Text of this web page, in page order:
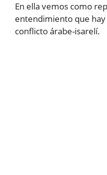
En ella vemos como
entendimiento que
conflicto árabe-isarelí.